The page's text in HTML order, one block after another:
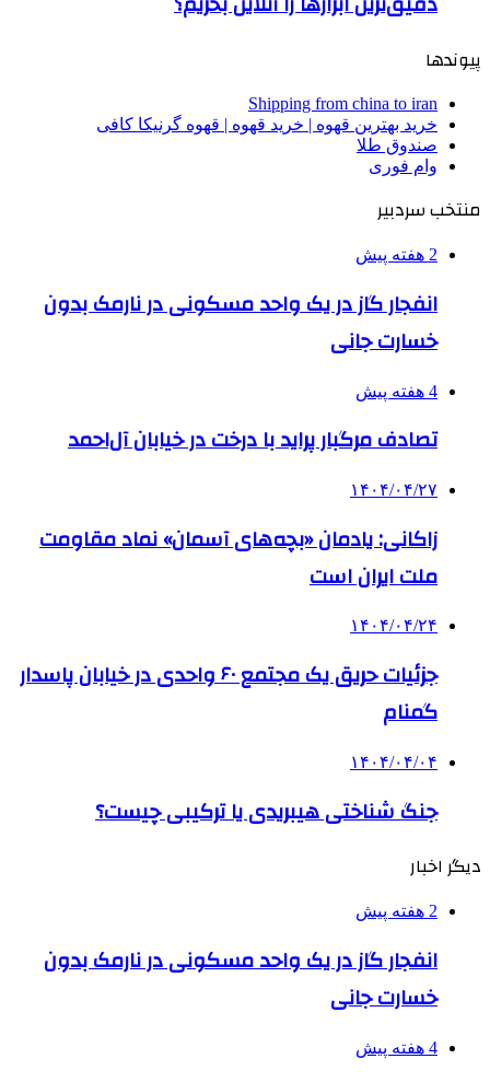
پیوندها
Shipping from china to iran
خرید بهترین قهوه | خرید قهوه | قهوه گرنیکا کافی
صندوق طلا
وام فوری
منتخب سردبیر
2 هفته پیش
انفجار گاز در یک واحد مسکونی در نارمک بدون
خسارت جانی
4 هفته پیش
تصادف مرگبار پراید با درخت در خیابان آل‌احمد
۱۴۰۴/۰۴/۲۷
زاکانی: یادمان «بچه‌های آسمان» نماد مقاومت
ملت ایران است
۱۴۰۴/۰۴/۲۴
جزئیات حریق یک مجتمع ۶۰ واحدی در خیابان پاسدار
گمنام
۱۴۰۴/۰۴/۰۴
جنگ شناختی هیبریدی یا ترکیبی چیست؟
دیگر اخبار
2 هفته پیش
انفجار گاز در یک واحد مسکونی در نارمک بدون
خسارت جانی
4 هفته پیش